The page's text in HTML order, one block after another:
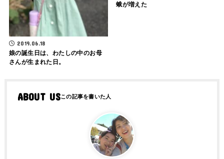
2019.06.18
娘の誕生日は、わたしの中のお母
さんが生まれた日。
蛾が増えた
ABOUT US